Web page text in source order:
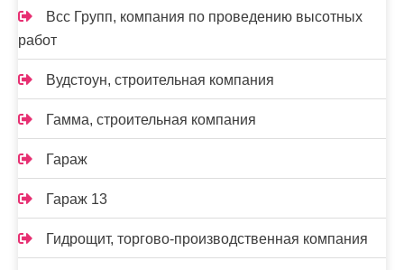
Всс Групп, компания по проведению высотных
работ
Вудстоун, строительная компания
Гамма, строительная компания
Гараж
Гараж 13
Гидрощит, торгово-производственная компания